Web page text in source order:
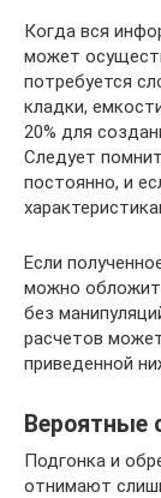
Когда вся
может
потребуется
кладки,
20% для
Следует
постоянно, и
Если
можно
без
расчетов
приведенной
Вероятные
Подгонка и
отнимают